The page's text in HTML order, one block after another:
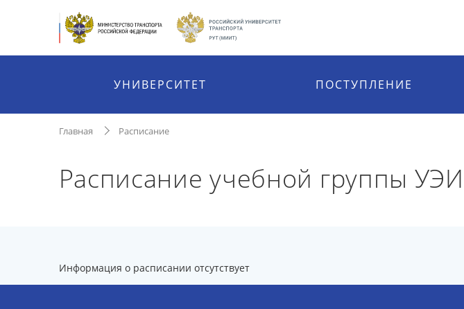
УНИВЕРСИТЕТ ПОСТУПЛЕНИЕ
Главная Расписание
Расписание учебной группы
Информация о расписании отсутствует